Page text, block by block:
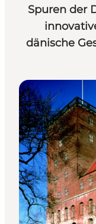
Spuren der
dänische